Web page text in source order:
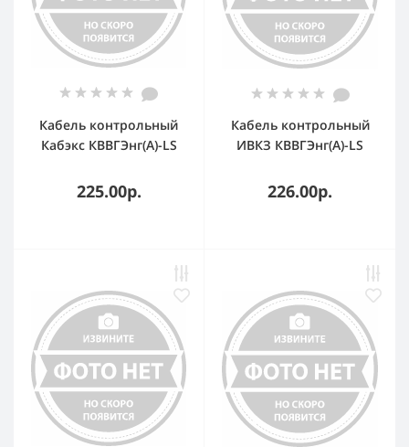
Кабель контрольный
Кабэкс КВВГЭнг(А)-LS
225.00р.
Кабель контрольный
ИВКЗ КВВГЭнг(А)-LS
226.00р.